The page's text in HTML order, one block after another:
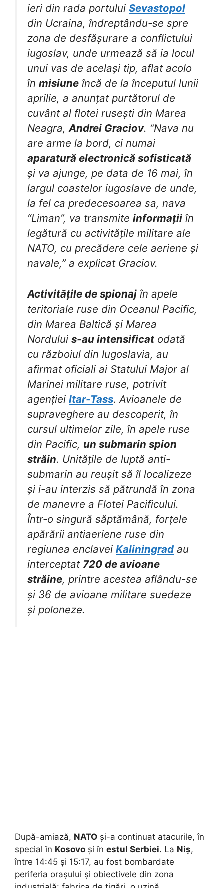
ieri din rada portului Sevastopol
din Ucraina, îndreptându-se spre
zona de desfășurare a conflictului
iugoslav, unde urmează să ia locul
unui vas de același tip, aflat acolo
în misiune încă de la începutul lunii
aprilie, a anunțat purtătorul de
cuvânt al flotei rusești din Marea
Neagra,Andrei Graciov. “Nava nu
are arme la bord, ci numai
aparatură electronică sofisticată
și va ajunge, pe data de 16 mai, în
largul coastelor iugoslave de unde,
la fel ca predecesoarea sa, nava
“Liman”, va transmite informații în
legătură cu activitățile militare ale
NATO, cu precădere cele aeriene și
navale,” a explicat Graciov.
Activitățile de spionaj în apele
teritoriale ruse din Oceanul Pacific,
din Marea Baltică și Marea
Nordului s-au intensificat odată
cu războiul din Iugoslavia, au
afirmat oficiali ai Statului Major al
Marinei militare ruse, potrivit
agenției Itar-Tass. Avioanele de
supraveghere au descoperit, în
cursul ultimelor zile, în apele ruse
din Pacific, un submarin spion
străin. Unitățile de luptă anti-
submarin au reușit să îl localizeze
și i-au interzis să pătrundă în zona
de manevre a Flotei Pacificului.
Într-o singură săptămână, forțele
apărării antiaeriene ruse din
regiunea enclavei Kaliningradau
interceptat 720 de avioane
străine, printre acestea aflându-se
și 36 de avioane militare suedeze
și poloneze.
După-amiază, NATO și-a continuat atacurile, în
special în Kosovo și în estul Serbiei. La Niș,
între 14:45 și 15:17, au fost bombardate
periferia orașului și obiectivele din zona